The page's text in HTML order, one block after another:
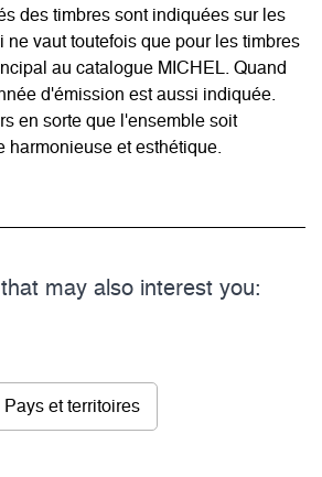
des timbres sont indiquées sur les
ne vaut toutefois que pour les timbres
au catalogue MICHEL. Quand
d'émission est aussi indiquée.
en sorte que l'ensemble soit
harmonieuse et esthétique.
may also interest you:
Pays et territoires